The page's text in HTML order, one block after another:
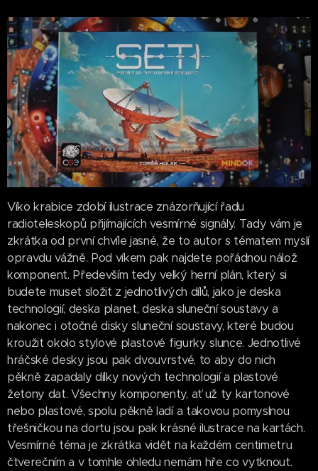
Víko krabice zdobí ilustrace znázorňující řadu
radioteleskopů přijímajících vesmírné signály. Tady vám je
zkrátka od první chvíle jasné, že to autor s tématem myslí
opravdu vážně. Pod víkem pak najdete pořádnou nálož
komponent. Především tedy velký herní plán, který si
budete muset složit z jednotlivých dílů, jako je deska
technologií, deska planet, deska sluneční soustavy a
nakonec i otočné disky sluneční soustavy, které budou
kroužit okolo stylové plastové figurky slunce. Jednotlivé
hráčské desky jsou pak dvouvrstvé, to aby do nich
pěkně zapadaly dílky nových technologií a plastové
žetony dat. Všechny komponenty, ať už ty kartonové
nebo plastové, spolu pěkně ladí a takovou pomyslnou
třešničkou na dortu jsou pak krásné ilustrace na kartách.
Vesmírné téma je zkrátka vidět na každém centimetru
čtverečním a v tomhle ohledu nemám hře co vytknout.